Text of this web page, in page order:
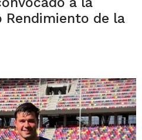
Rendimiento de la